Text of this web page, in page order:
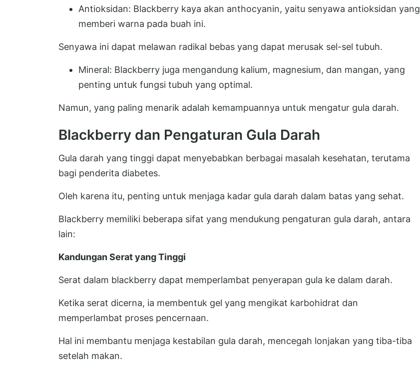
Antioksidan: Blackberry kaya akan anthocyanin, yaitu senyawa antioksidan yang
memberi warna pada buah ini.
Senyawa ini dapat melawan radikal bebas yang dapat merusak sel-sel tubuh.
Mineral: Blackberry juga mengandung kalium, magnesium, dan mangan, yang
penting untuk fungsi tubuh yang optimal.
Namun, yang paling menarik adalah kemampuannya untuk mengatur gula darah.
Blackberry dan Pengaturan Gula Darah
Gula darah yang tinggi dapat menyebabkan berbagai masalah kesehatan, terutama
bagi penderita diabetes.
Oleh karena itu, penting untuk menjaga kadar gula darah dalam batas yang sehat.
Blackberry memiliki beberapa sifat yang mendukung pengaturan gula darah, antara
lain:
Kandungan Serat yang Tinggi
Serat dalam blackberry dapat memperlambat penyerapan gula ke dalam darah.
Ketika serat dicerna, ia membentuk gel yang mengikat karbohidrat dan
memperlambat proses pencernaan.
Hal ini membantu menjaga kestabilan gula darah, mencegah lonjakan yang tiba-tiba
setelah makan.